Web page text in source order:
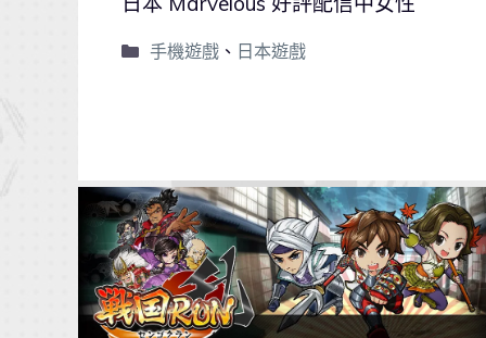
手機遊戲、 日本遊戲